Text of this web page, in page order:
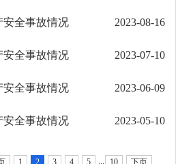
安全事故情况 2023-08-16
安全事故情况 2023-07-10
安全事故情况 2023-06-09
安全事故情况 2023-05-10
1 2 3 4 5 ... 10 下页